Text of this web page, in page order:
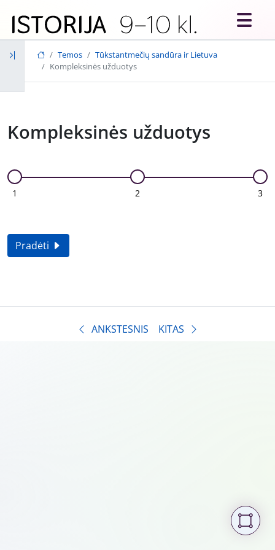
Temos
Tūkstantmečių sandūra ir Lietuva
Kompleksinės užduotys
Kompleksinės užduotys
1 2 3
Pradėti
ANKSTESNIS KITAS